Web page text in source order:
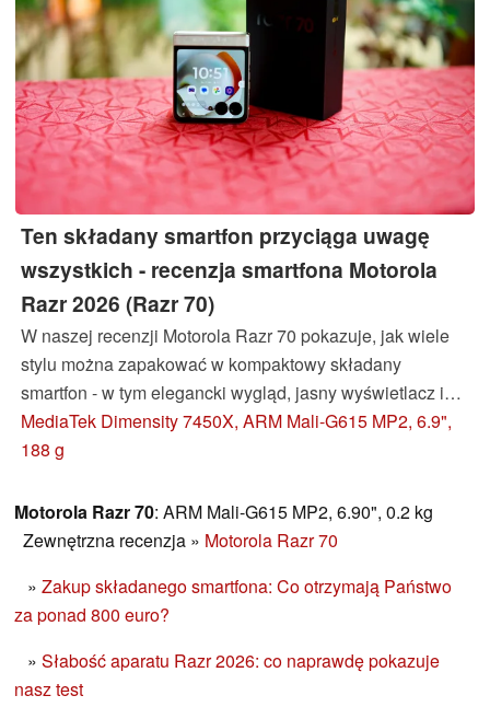
Ten składany smartfon przyciąga uwagę
wszystkich - recenzja smartfona Motorola
Razr 2026 (Razr 70)
W naszej recenzji Motorola Razr 70 pokazuje, jak wiele
stylu można zapakować w kompaktowy składany
smartfon - w tym elegancki wygląd, jasny wyświetlacz i
elastyczny system kamer. Ale czy drobne ulepszenia
uzasadniają wyższą cenę?
MediaTek Dimensity 7450X, ARM Mali-G615 MP2, 6.9",
188 g
Motorola Razr 70: ARM Mali-G615 MP2, 6.90", 0.2 kg
Zewnętrzna recenzja » Motorola Razr 70
» Zakup składanego smartfona: Co otrzymają Państwo
za ponad 800 euro?
» Słabość aparatu Razr 2026: co naprawdę pokazuje
nasz test